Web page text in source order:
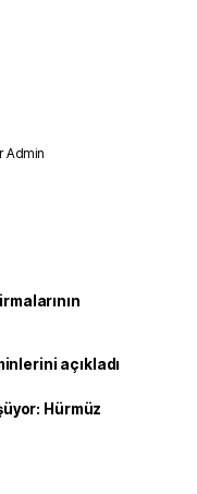
Admin
açıkladı
Hürmüz